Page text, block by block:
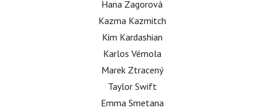
Hana Zagorová
Kazma Kazmitch
Kim Kardashian
Karlos Vémola
Marek Ztracený
Taylor Swift
Emma Smetana